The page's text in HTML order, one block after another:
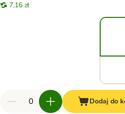
7,16 zł
Dodaj do